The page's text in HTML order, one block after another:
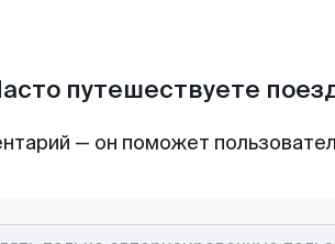
путешествуете
— он поможет